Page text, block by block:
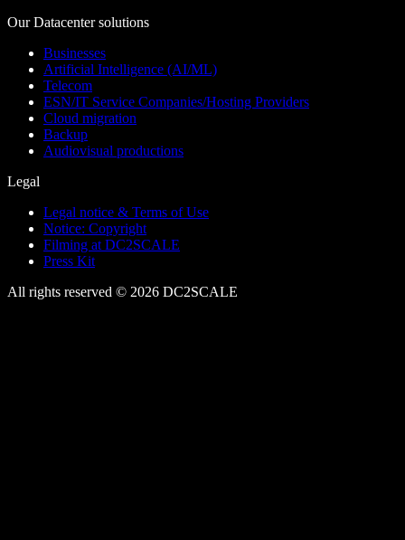
Our Datacenter solutions
Businesses
Artificial Intelligence (AI/ML)
Telecom
ESN/IT Service Companies/Hosting Providers
Cloud migration
Backup
Audiovisual productions
Legal
Legal notice & Terms of Use
Notice: Copyright
Filming at DC2SCALE
Press Kit
All rights reserved © 2026 DC2SCALE